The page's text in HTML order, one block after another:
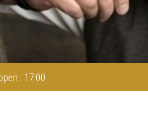
: 17:00